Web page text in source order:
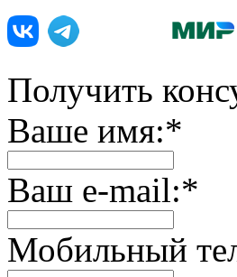
Получить
Ваше имя:*
Ваш e-mail:*
Мобильный